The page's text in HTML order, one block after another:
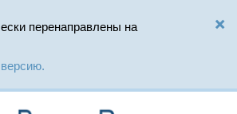
перенаправлены на